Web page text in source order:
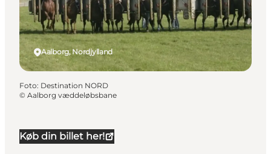
Køb din billet her!
Aalborg, Nordjylland
Foto: Destination NORD
© Aalborg væddeløbsbane